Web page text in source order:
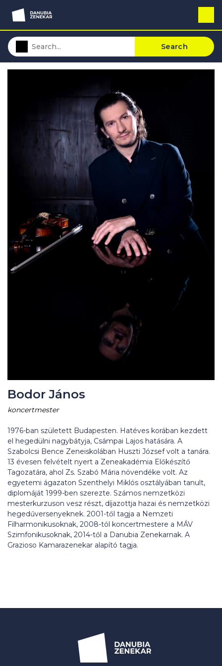
Search
Bodor János
koncertmester
1976-ban született Budapesten. Hatéves korában kezdett
el hegedülni nagybátyja, Csámpai Lajos hatására. A
Szabolcsi Bence Zeneiskolában Huszti József volt a tanára.
13 évesen felvételt nyert a Zeneakadémia Előkészítő
Tagozatára, ahol Zs. Szabó Mária növendéke volt. Az
egyetemi ágazaton Szenthelyi Miklós osztályában tanult,
diplomáját 1999-ben szerezte. Számos nemzetközi
mesterkurzuson vesz részt, díjazottja hazai és nemzetközi
hegedűversenyeknek. 2001-től tagja a Nemzeti
Filharmonikusoknak, 2008-tól koncertmestere a MÁV
Szimfonikusoknak, 2014-től a Danubia Zenekarnak. A
Grazioso Kamarazenekar alapító tagja.